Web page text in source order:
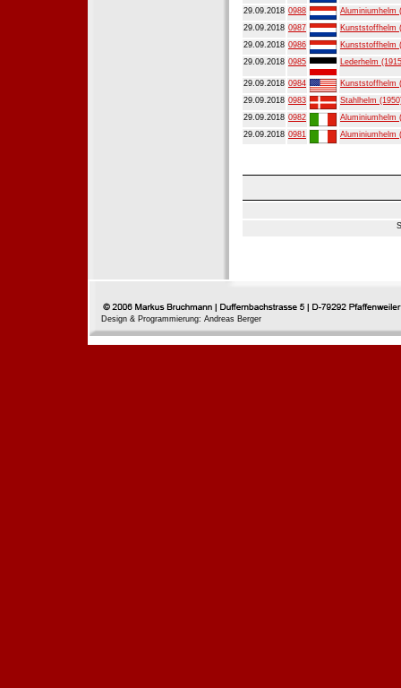
29.09.2018 0988
Aluminiumhelm
29.09.2018 0987
Kunststoffhelm
29.09.2018 0986
Kunststoffhelm
29.09.2018 0985 Lederhelm
29.09.2018 0984
Kunststoffhelm
29.09.2018 0983
Stahlhelm
29.09.2018 0982
Aluminiumhelm
29.09.2018 0981 Aluminiumhelm
Design & Programmierung: Andreas Berger